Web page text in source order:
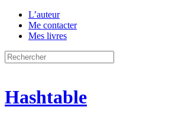
L’auteur
Me contacter
Mes livres
Hashtable